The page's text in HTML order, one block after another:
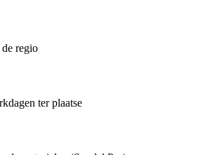
regio
ter plaatse